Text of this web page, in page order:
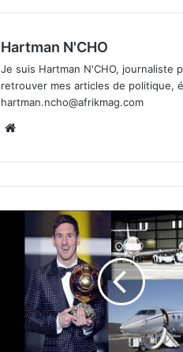
Hartman N'CHO
Je suis Hartman N'CHO, journaliste
retrouver mes articles de politique,
hartman.ncho@afrikmag.com